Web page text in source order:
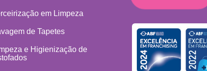
em Limpeza
de Tapetes
e Higienização de